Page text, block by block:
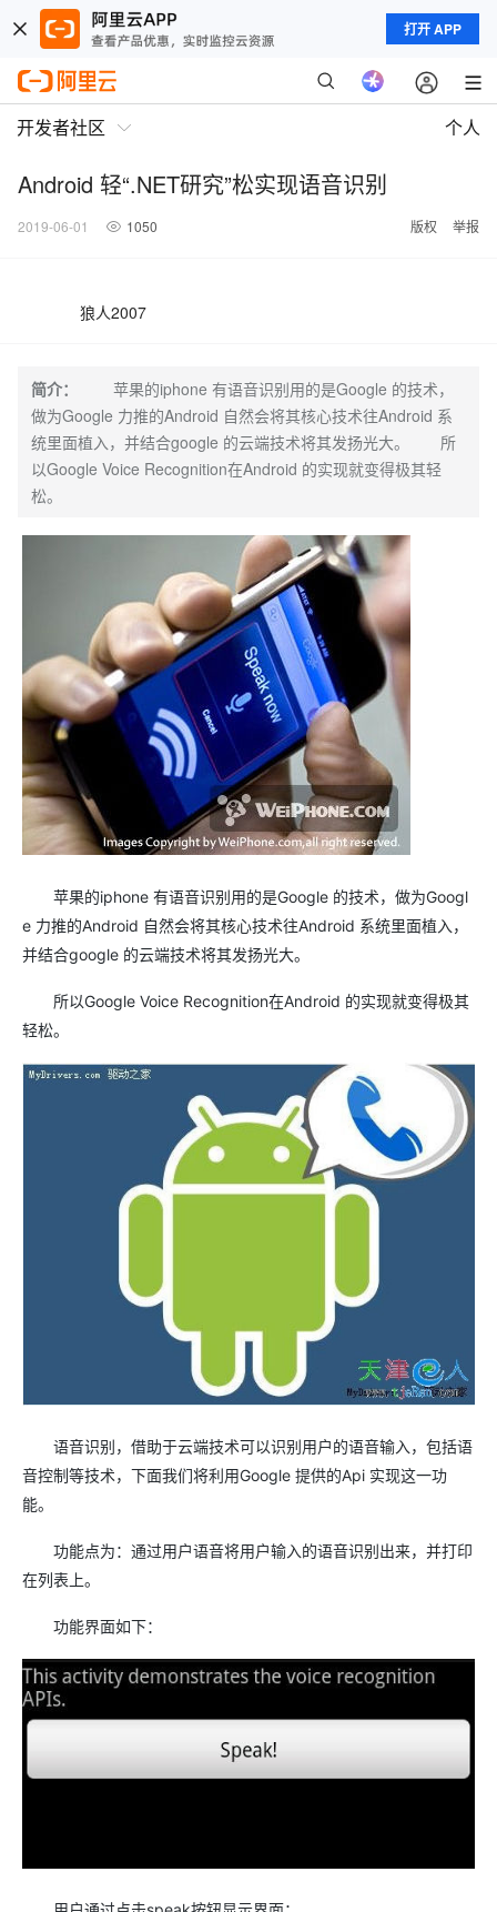
打开 APP
开发者社区 个人
Android 轻“.NET研究”松实现语音识别
2019-06-01 1050 版权 举报
狼人2007
简介：
苹果的iphone 有语音识别用的是Google 的技术，
做为Google 力推的Android 自然会将其核心技术往Android 系
统里面植入，并结合google 的云端技术将其发扬光大。 所
以Google Voice Recognition在Android 的实现就变得极其轻
松。
苹果的iphone 有语音识别用的是Google 的技术，做为Googl
e 力推的Android 自然会将其核心技术往Android 系统里面植入，
并结合google 的云端技术将其发扬光大。
所以Google Voice Recognition在Android 的实现就变得极其
轻松。
语音识别，借助于云端技术可以识别用户的语音输入，包括语
音控制等技术，下面我们将利用Google 提供的Api 实现这一功
能。
功能点为：通过用户语音将用户输入的语音识别出来，并打印
在列表上。
功能界面如下：